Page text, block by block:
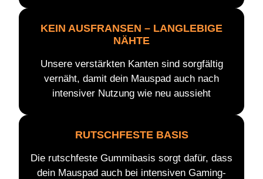
KEIN AUSFRANSEN – LANGLEBIGE
NÄHTE
Unsere verstärkten Kanten sind sorgfältig
vernäht, damit dein Mauspad auch nach
intensiver Nutzung wie neu aussieht
RUTSCHFESTE BASIS
Die rutschfeste Gummibasis sorgt dafür, dass
dein Mauspad auch bei intensiven Gaming-